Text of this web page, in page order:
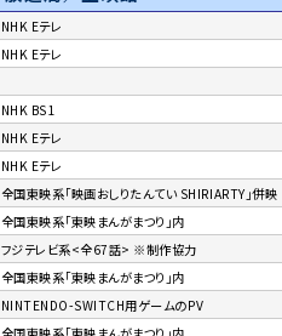
NHK Eテレ
NHK Eテレ
NHK BS1
NHK Eテレ
NHK Eテレ
全国東映系「映画おしりたんてい SHIRIARTY」併映
全国東映系「東映まんがまつり」内
フジテレビ系<全67話> ※制作協力
全国東映系「東映まんがまつり」内
NINTENDO-SWITCH用ゲームのPV